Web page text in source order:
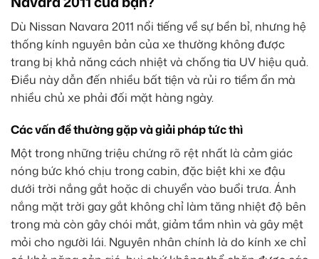
Dù Nissan Navara 2011 nổi tiếng về sự bền bỉ, nhưng hệ
thống kính nguyên bản của xe thường không được
trang bị khả năng cách nhiệt và chống tia UV hiệu quả.
Điều này dẫn đến nhiều bất tiện và rủi ro tiềm ẩn mà
nhiều chủ xe phải đối mặt hàng ngày.
Các vấn đề thường gặp và giải pháp tức thì
Một trong những triệu chứng rõ rệt nhất là cảm giác
nóng bức khó chịu trong cabin, đặc biệt khi xe đậu
dưới trời nắng gắt hoặc di chuyển vào buổi trưa. Ánh
nắng mặt trời gay gắt không chỉ làm tăng nhiệt độ bên
trong mà còn gây chói mắt, giảm tầm nhìn và gây mệt
mỏi cho người lái. Nguyên nhân chính là do kính xe chỉ